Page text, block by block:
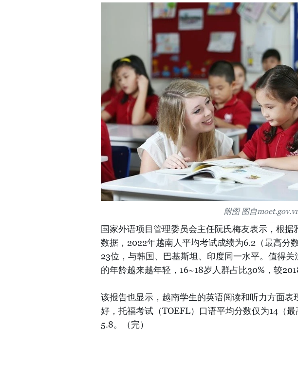
附图 图自
国家外语项目管理委员会主任阮氏梅友表示，根
数据，2022年越南人平均考试成绩为6.2（最高分
23位，与韩国、巴基斯坦、印度同一水平。值得
的年龄越来越年轻，16~18岁人群占比30%，较
该报告也显示，越南学生的英语阅读和听力方面表
好，托福考试（TOEFL）口语平均分数仅为14（
5.8。（完）